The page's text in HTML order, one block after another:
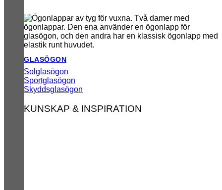
GLASÖGON
Solglasögon
Sportglasögon
Skyddsglasögon
KUNSKAP & INSPIRATION